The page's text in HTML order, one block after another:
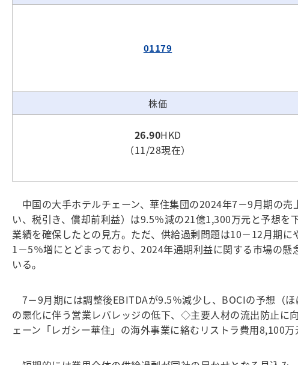
01179
株価
26.90HKD
（11/28現在）
中国の大手ホテルチェーン、華住集団の2024年7－9月期の
い、税引き、償却前利益）は9.5％減の21億1,300万元と予想
業績を確保したとの見方。ただ、供給過剰問題は10－12月期
1－5％増にとどまっており、2024年通期利益に関する市場の
いる。
7－9月期には調整後EBITDAが9.5％減少し、BOCIの予想（
の悪化に伴う営業レバレッジの低下、◇主要人材の流出防止
ェーン「レガシー華住」の海外事業に絡むリストラ費用8,100万